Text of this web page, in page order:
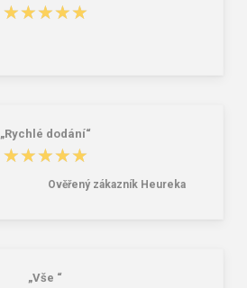
★★★★★
★★★★★
„Rychlé dodání“
★★★★★
★★★★★
Ověřený zákazník Heureka
„Vše “